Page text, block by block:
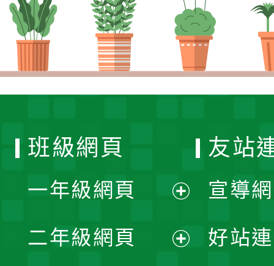
班級網頁
一年級網頁
開
二年級網頁
友站
宣導
好站